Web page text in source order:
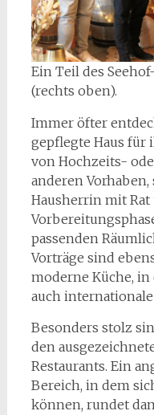
Ein Teil des
(rechts oben).
Immer öfter
gepflegte Haus für
von Hochzeits-
anderen
Hausherrin mit
passenden
Vorträge sind
moderne Küche,
auch
Besonders stolz
den
Restaurants. Ein
Bereich, in dem
können, rundet